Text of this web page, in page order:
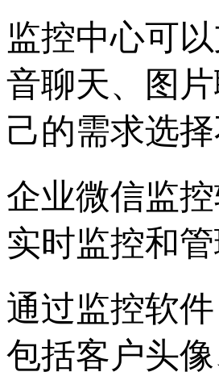
监控中心可
音聊天、图
己的需求选
企业微信监
实时监控和管
通过监控软
包括客户头